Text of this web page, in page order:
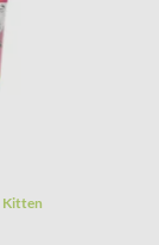
Kitten